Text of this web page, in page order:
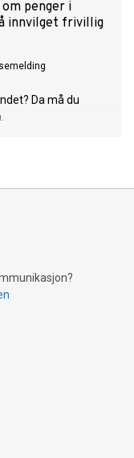
penger i
innvilget frivillig
Da må du